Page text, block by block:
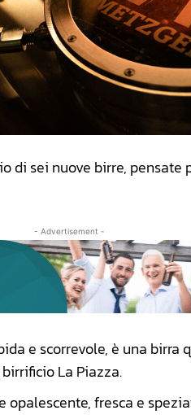
di sei nuove birre,
- Advertisement -
e scorrevole, è una
La Piazza.
opalescente, fresca e